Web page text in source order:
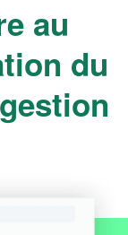
au
du